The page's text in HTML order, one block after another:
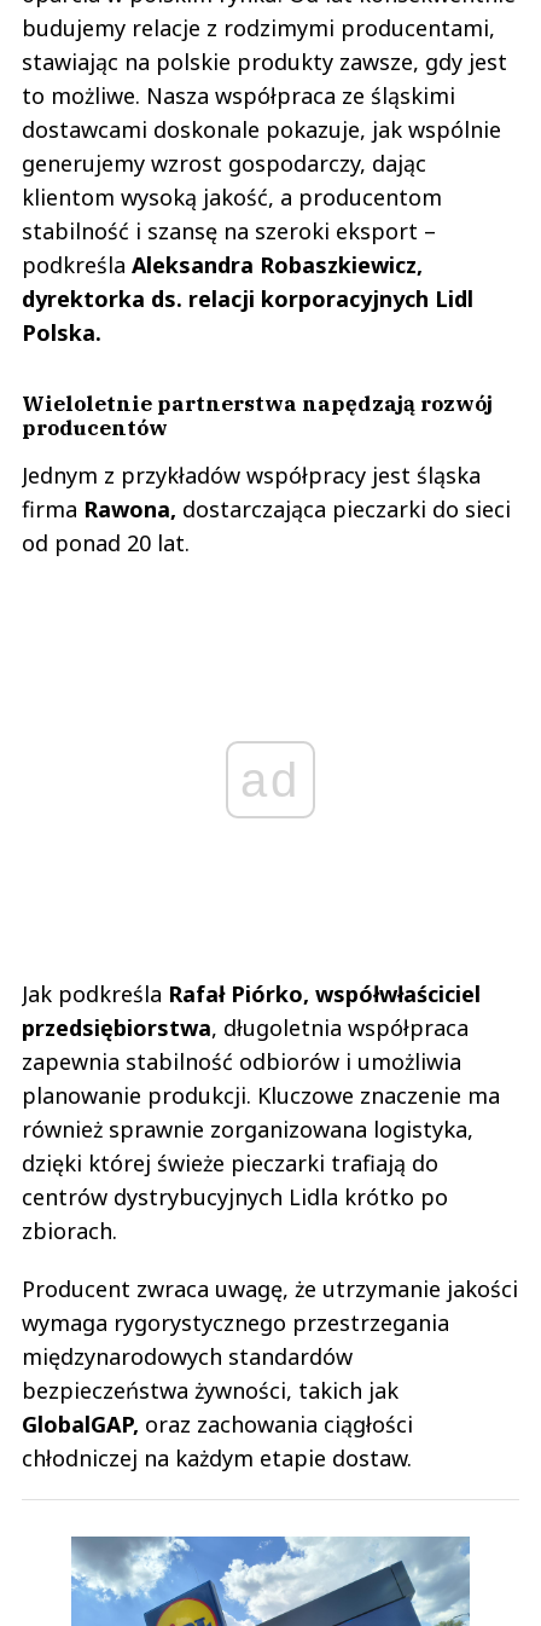
budujemy relacje z rodzimymi producentami,
stawiając na polskie produkty zawsze, gdy jest
to możliwe. Nasza współpraca ze śląskimi
dostawcami doskonale pokazuje, jak wspólnie
generujemy wzrost gospodarczy, dając
klientom wysoką jakość, a producentom
stabilność i szansę na szeroki eksport –
podkreśla Aleksandra Robaszkiewicz,
dyrektorka ds. relacji korporacyjnych Lidl
Polska.
Wieloletnie partnerstwa napędzają rozwój
producentów
Jednym z przykładów współpracy jest śląska
firma Rawona, dostarczająca pieczarki do sieci
od ponad 20 lat.
ad
Jak podkreśla Rafał Piórko, współwłaściciel
przedsiębiorstwa, długoletnia współpraca
zapewnia stabilność odbiorów i umożliwia
planowanie produkcji. Kluczowe znaczenie ma
również sprawnie zorganizowana logistyka,
dzięki której świeże pieczarki trafiają do
centrów dystrybucyjnych Lidla krótko po
zbiorach.
Producent zwraca uwagę, że utrzymanie jakości
wymaga rygorystycznego przestrzegania
międzynarodowych standardów
bezpieczeństwa żywności, takich jak
GlobalGAP, oraz zachowania ciągłości
chłodniczej na każdym etapie dostaw.